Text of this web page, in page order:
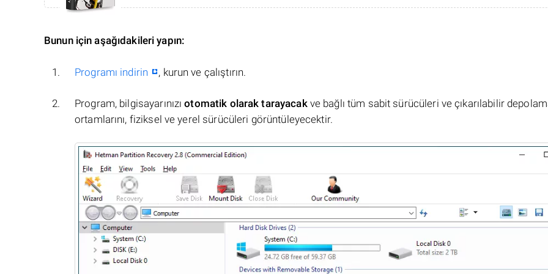
Bunun için aşağıdakileri yapın:
Programı indirin , kurun ve çalıştırın.
Program, bilgisayarınızıotomatik olarak tarayacakve bağlı tüm sabit sürücüleri ve çıkarılabilir
ortamlarını, fiziksel ve yerel sürücüleri görüntüleyecektir.